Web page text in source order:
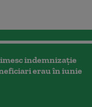
indemnizaţie
erau în iunie